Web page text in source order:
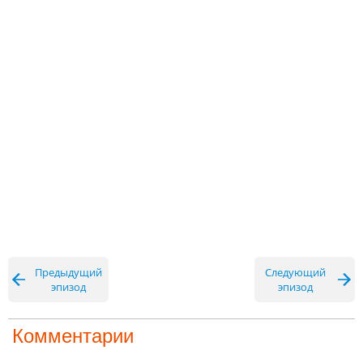
Предыдущий
эпизод
Следующий
эпизод
Комментарии